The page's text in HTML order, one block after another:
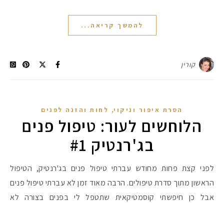
להמשך קריאה...
קורין
הסרת איפור וניקוי, לחות והזנה לפנים
הלוחשים לעור: טיפול פנים
בג'רנטיק #1
לפני קצת פחות מחודש עברתי טיפול פנים בג'רנטיק, הטיפול
הראשון מתוך סדרת טיפולים. הרבה מאוד זמן לא עברתי טיפול פנים
אבל כן חיפשתי קוסמטיקאית שתטפל לי בפנים בצורה לא